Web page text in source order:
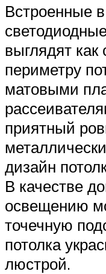
Встроенные
выглядят
периметру
матовыми
приятный
дизайн
В качестве
освещению
точечную
потолка
люстрой.